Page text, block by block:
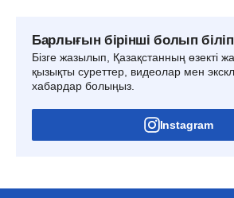
Барлығын бірінші болып
Бізге жазылып, Қазақстанның өзекті
қызықты суреттер, видеолар мен
хабардар болыңыз.
Instagram